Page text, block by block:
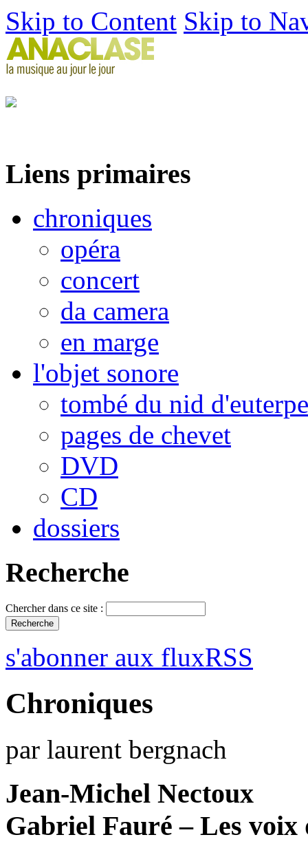
Skip to Content Skip to
Liens primaires
chroniques
opéra
concert
da camera
en marge
l'objet sonore
tombé du nid d'euterpe
pages de chevet
DVD
CD
dossiers
Recherche
Chercher dans ce site :
s'abonner aux fluxRSS
Chroniques
par laurent bergnach
Jean-Michel Nectoux
Gabriel Fauré – Les